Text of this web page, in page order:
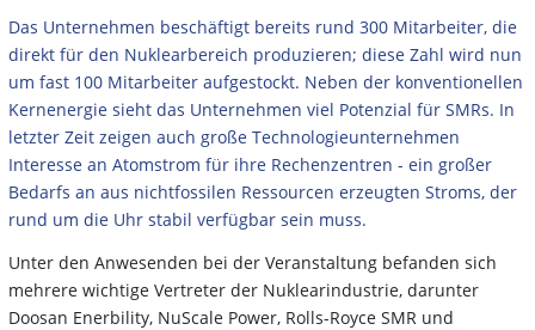
Das Unternehmen beschäftigt bereits rund 300 Mitarbeiter, die
direkt für den Nuklearbereich produzieren; diese Zahl wird nun
um fast 100 Mitarbeiter aufgestockt. Neben der konventionellen
Kernenergie sieht das Unternehmen viel Potenzial für SMRs. In
letzter Zeit zeigen auch große Technologieunternehmen
Interesse an Atomstrom für ihre Rechenzentren - ein großer
Bedarfs an aus nichtfossilen Ressourcen erzeugten Stroms, der
rund um die Uhr stabil verfügbar sein muss.
Unter den Anwesenden bei der Veranstaltung befanden sich
mehrere wichtige Vertreter der Nuklearindustrie, darunter
Doosan Enerbility, NuScale Power, Rolls-Royce SMR und